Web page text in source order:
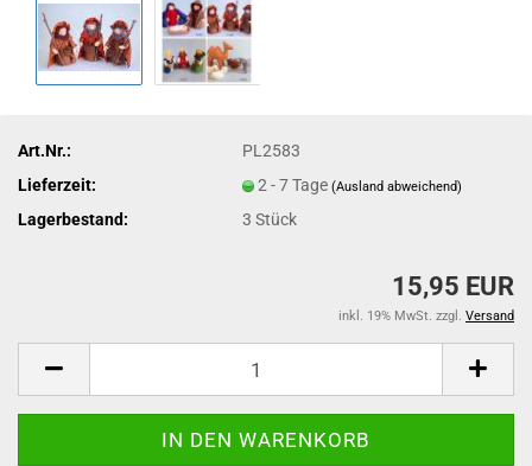
Art.Nr.:
PL2583
Lieferzeit:
2 - 7 Tage(Ausland abweichend)
Lagerbestand: 3Stück
15,95 EUR
inkl. 19% MwSt. zzgl. Versand